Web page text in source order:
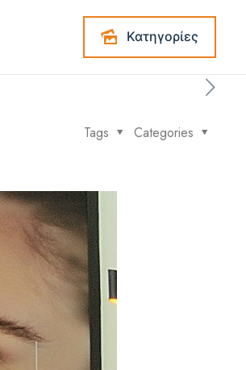
Κατηγορίες
Categories
Tags